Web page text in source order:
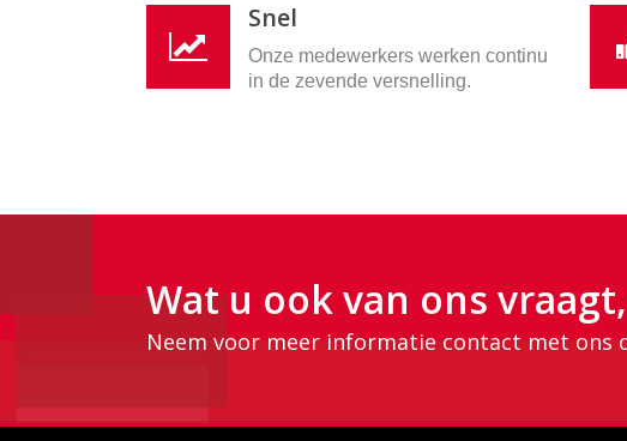
Snel
Onze medewerkers werken continu
in de zevende versnelling.
Wat u ook van ons
Neem voor meer informatie contact met ons